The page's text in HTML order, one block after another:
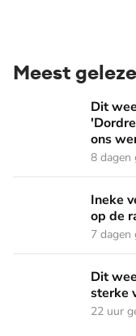
Meest
Dit weekend in
Dit
ons
8 dagen
Ineke vertelt over
Ineke
op de
7 dagen
Dit weekend in
Dit
sterke
22 uur